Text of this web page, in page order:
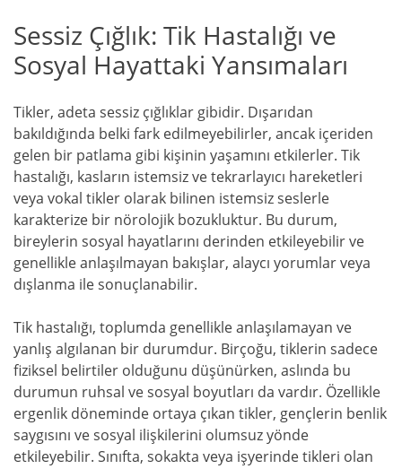
Sessiz Çığlık: Tik Hastalığı ve
Sosyal Hayattaki Yansımaları
Tikler, adeta sessiz çığlıklar gibidir. Dışarıdan
bakıldığında belki fark edilmeyebilirler, ancak içeriden
gelen bir patlama gibi kişinin yaşamını etkilerler. Tik
hastalığı, kasların istemsiz ve tekrarlayıcı hareketleri
veya vokal tikler olarak bilinen istemsiz seslerle
karakterize bir nörolojik bozukluktur. Bu durum,
bireylerin sosyal hayatlarını derinden etkileyebilir ve
genellikle anlaşılmayan bakışlar, alaycı yorumlar veya
dışlanma ile sonuçlanabilir.
Tik hastalığı, toplumda genellikle anlaşılamayan ve
yanlış algılanan bir durumdur. Birçoğu, tiklerin sadece
fiziksel belirtiler olduğunu düşünürken, aslında bu
durumun ruhsal ve sosyal boyutları da vardır. Özellikle
ergenlik döneminde ortaya çıkan tikler, gençlerin benlik
saygısını ve sosyal ilişkilerini olumsuz yönde
etkileyebilir. Sınıfta, sokakta veya işyerinde tikleri olan